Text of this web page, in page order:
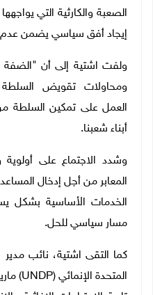
الصعبة والكارثية التي
إيجاد أفق سياسي يضمن عدم
ولفت اشتية إلى أن "الضفة
ومحاولات تقويض السلطة
العمل على تمكين السلطة
أبناء شعبنا.
وشدد الاجتماع على
المعابر من أجل إدخال
الخدمات الأساسية بشكل
مسار سياسي للحل.
كما التقى اشتية، نائب مدير
المتحدة الإنمائي (UNDP)